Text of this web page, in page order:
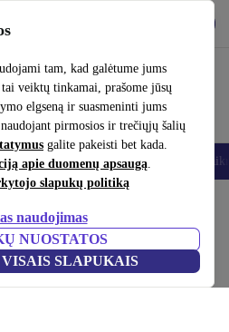
tam, kad galėtume jums
veiktų tinkamai, prašome jūsų
elgseną ir suasmeninti jums
pirmosios ir trečiųjų šalių
galite pakeisti bet kada.
apie duomenų apsaugą.
slapukų politiką
naudojimas
NUOSTATOS
SLAPUKAIS
kompiuteriai Planšetės Išmanieji
vaivorykštė